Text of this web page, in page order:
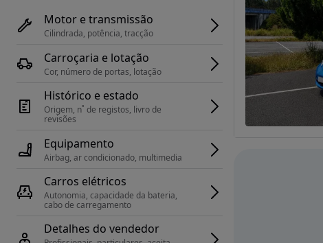
Motor e transmissão
Cilindrada, potência, tracção
Carroçaria e lotação
Cor, número de portas, lotação
Histórico e estado
Origem, n˚ de registos, livro de
revisões
Equipamento
Airbag, ar condicionado, multimedia
Carros elétricos
Autonomia, capacidade da bateria,
cabo de carregamento
Detalhes do vendedor